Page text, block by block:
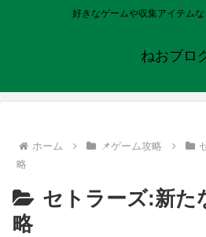
好きなゲームや収集アイテム
ねおブロ
ホーム 📌ゲーム攻略
略
セトラーズ:新た
略